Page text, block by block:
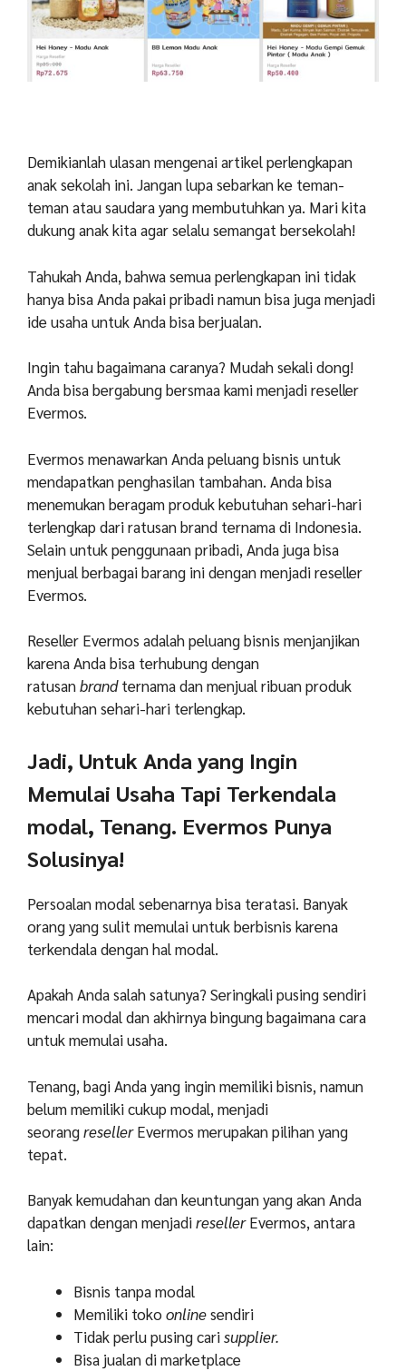
Demikianlah ulasan mengenai artikel perlengkapan
anak sekolah ini. Jangan lupa sebarkan ke teman-
teman atau saudara yang membutuhkan ya. Mari kita
dukung anak kita agar selalu semangat bersekolah!
Tahukah Anda, bahwa semua perlengkapan ini tidak
hanya bisa Anda pakai pribadi namun bisa juga menjadi
ide usaha untuk Anda bisa berjualan.
Ingin tahu bagaimana caranya? Mudah sekali dong!
Anda bisa bergabung bersmaa kami menjadi reseller
Evermos.
Evermos menawarkan Anda peluang bisnis untuk
mendapatkan penghasilan tambahan. Anda bisa
menemukan beragam produk kebutuhan sehari-hari
terlengkap dari ratusan brand ternama di Indonesia.
Selain untuk penggunaan pribadi, Anda juga bisa
menjual berbagai barang ini dengan menjadi reseller
Evermos.
Reseller Evermos adalah peluang bisnis menjanjikan
karena Anda bisa terhubung dengan
ratusanbrandternama dan menjual ribuan produk
kebutuhan sehari-hari terlengkap.
Jadi, Untuk Anda yang Ingin
Memulai Usaha Tapi Terkendala
modal, Tenang. Evermos Punya
Solusinya!
Persoalan modal sebenarnya bisa teratasi. Banyak
orang yang sulit memulai untuk berbisnis karena
terkendala dengan hal modal.
Apakah Anda salah satunya? Seringkali pusing sendiri
mencari modal dan akhirnya bingung bagaimana cara
untuk memulai usaha.
Tenang, bagi Anda yang ingin memiliki bisnis, namun
belum memiliki cukup modal, menjadi
seorangresellerEvermos merupakan pilihan yang
tepat.
Banyak kemudahan dan keuntungan yang akan Anda
dapatkan dengan menjadiresellerEvermos, antara
lain:
Bisnis tanpa modal
Memiliki tokoonlinesendiri
Tidak perlu pusing carisupplier.
Bisa jualan di marketplace